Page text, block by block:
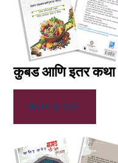
कुबड आणि इतर कथा
BUY NOW